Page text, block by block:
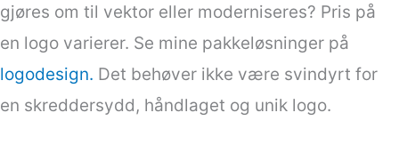
gjøres om til vektor eller moderniseres? Pris på
en logo varierer. Se mine pakkeløsninger på
logodesign. Det behøver ikke være svindyrt for
en skreddersydd, håndlaget og unik logo.